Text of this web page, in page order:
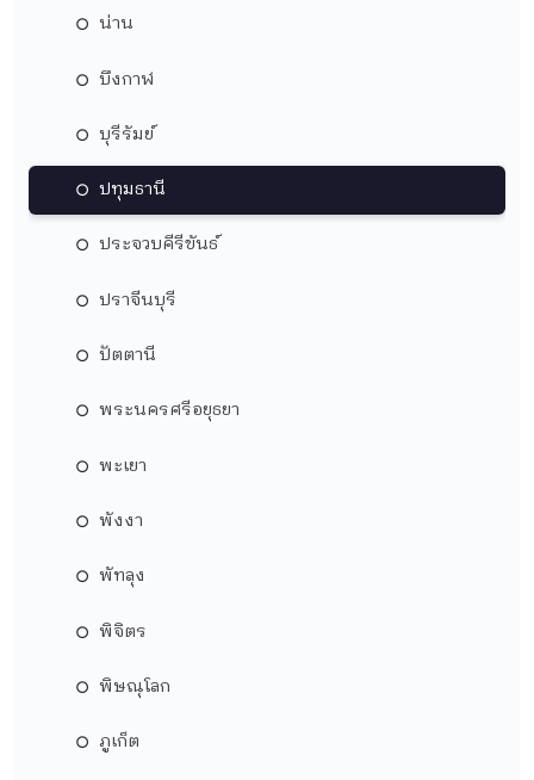
น่าน
บึงกาฬ
บุรีรัมย์
ปทุมธานี
ประจวบคีรีขันธ์
ปราจีนบุรี
ปัตตานี
พระนครศรีอยุธยา
พะเยา
พังงา
พัทลุง
พิจิตร
พิษณุโลก
ภูเก็ต